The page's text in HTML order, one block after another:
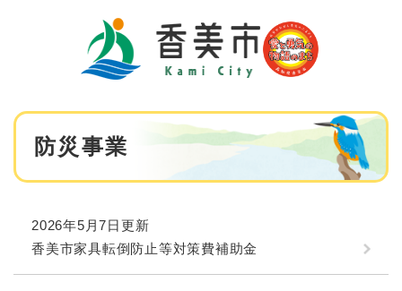
本
防災事業
2026年5月7日更新
香美市家具転倒防止等対策費補助金